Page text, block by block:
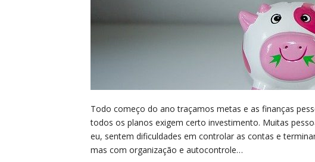
Todo começo do ano traçamos metas e as finanças
todos os planos exigem certo investimento. Muitas
eu, sentem dificuldades em controlar as contas e
mas com organização e autocontrole…